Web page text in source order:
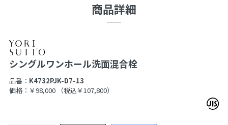
商品詳細
シングルワンホール洗面混合栓
品番： K4732PJK-D7-13
価格：￥98,000
（税込￥107,800）